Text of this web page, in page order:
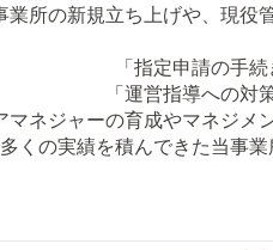
業所の新規立ち上げや、現役
「指定申請の手
「運営指導への対
マネジャーの育成やマネジメ
くの実績を積んできた当事